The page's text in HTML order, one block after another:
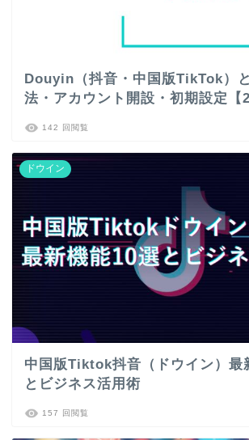
Douyin（抖音・中国版TikTok）
法・アカウント開設・初期設定【
142 回閲覧
ドウイン
中国版Tiktok抖音（ドウイン）最
とビジネス活用術
157 回閲覧